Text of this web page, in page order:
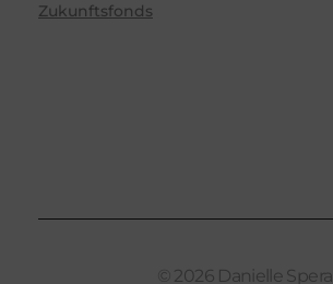
Zukunftsfonds
© 2026 Danielle Spera